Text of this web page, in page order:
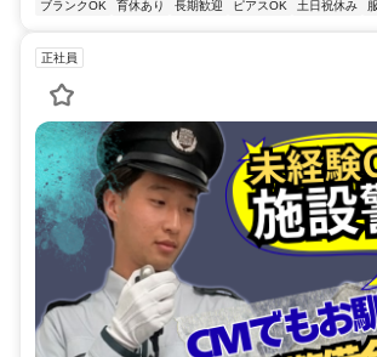
ブランクOK
育休あり 長期歓迎 ピアスOK 土日祝休み
正社員